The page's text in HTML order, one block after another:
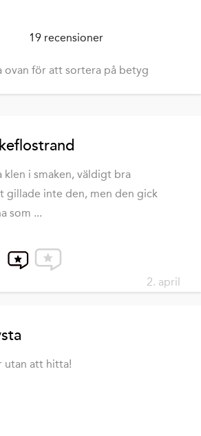
19 recensioner
ovan för att sortera på betyg
klen i smaken, väldigt bra
gillade inte den, men den gick
som ...
2. april
utan att hitta!